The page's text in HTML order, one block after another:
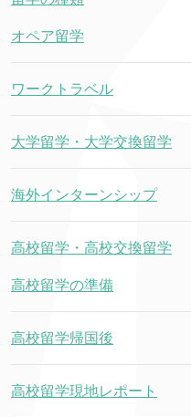
オペア留学
ワークトラベル
大学留学・大学交換留学
海外インターンシップ
高校留学・高校交換留学
高校留学の準備
高校留学帰国後
高校留学現地レポート